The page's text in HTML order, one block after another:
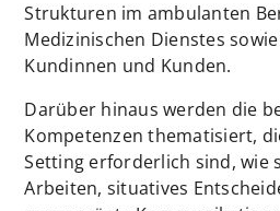
Strukturen im ambulanten
Medizinischen Dienstes
Kundinnen und Kunden.
Darüber hinaus werden die
Kompetenzen thematisiert,
Setting erforderlich sind, wie
Arbeiten, situatives